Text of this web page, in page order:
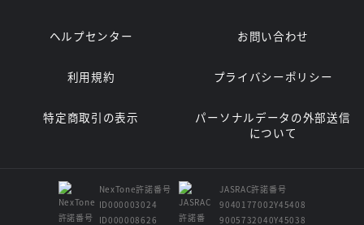
ヘルプセンター お問い合わせ
利用規約 プライバシーポリシー
特定商取引の表示
パーソナルデータの外部送信
について
NexTone許諾番号
ID000003024
ID000008626
JASRAC許諾番号
9040177002Y45408
9005732040Y45038